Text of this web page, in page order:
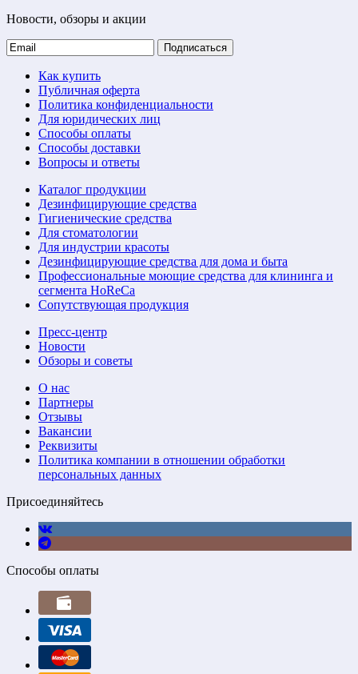
Новости, обзоры и акции
Подписаться
Как купить
Публичная оферта
Политика конфиденциальности
Для юридических лиц
Способы оплаты
Способы доставки
Вопросы и ответы
Каталог продукции
Дезинфицирующие средства
Гигиенические средства
Для стоматологии
Для индустрии красоты
Дезинфицирующие средства для дома и быта
Профессиональные моющие средства для клининга и
сегмента HoReCa
Сопутствующая продукция
Пресс-центр
Новости
Обзоры и советы
О нас
Партнеры
Отзывы
Вакансии
Реквизиты
Политика компании в отношении обработки
персональных данных
Присоединяйтесь
Способы оплаты